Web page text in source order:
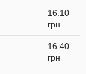
16.10
грн
16.40
грн